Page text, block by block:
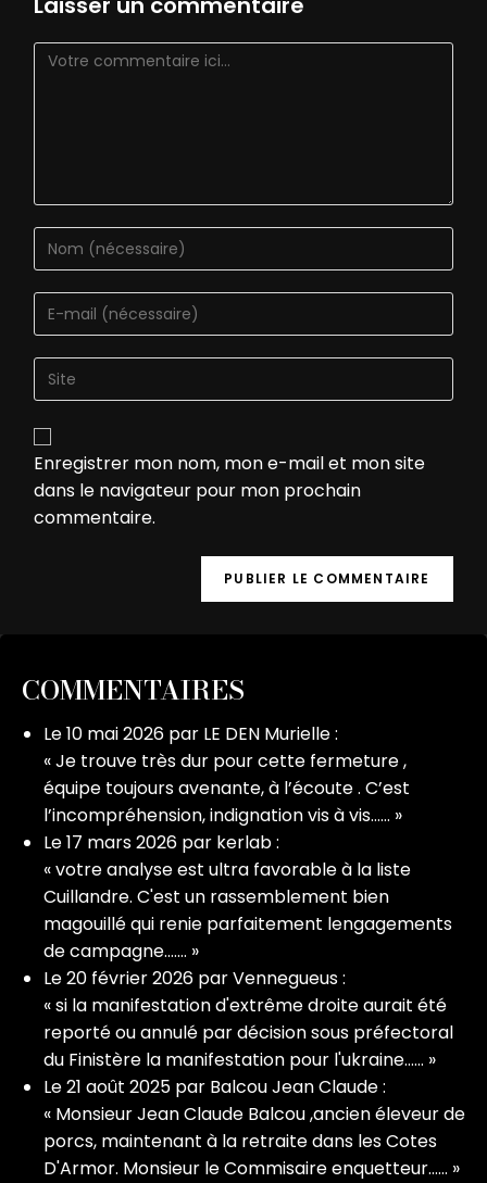
Enregistrer mon nom, mon e-mail et mon site
dans le navigateur pour mon prochain
commentaire.
COMMENTAIRES
Le10 mai 2026 par LE DEN Murielle:
«Je trouve très dur pour cette fermeture ,
équipe toujours avenante, à l’écoute . C’est
l’incompréhension, indignation vis à vis…… »
Le17 mars 2026 par kerlab:
«votre analyse est ultra favorable à la liste
Cuillandre. C'est un rassemblement bien
magouillé qui renie parfaitement lengagements
de campagne.…… »
Le20 février 2026 parVennegueus:
«si la manifestation d'extrême droite aurait été
reporté ou annulé par décision sous préfectoral
du Finistère la manifestation pour l'ukraine…… »
Le21 août 2025 par Balcou Jean Claude:
« Monsieur Jean Claude Balcou ,ancien éleveur de
porcs, maintenant à la retraite dans les Cotes
D'Armor. Monsieur le Commisaire enquetteur…… »